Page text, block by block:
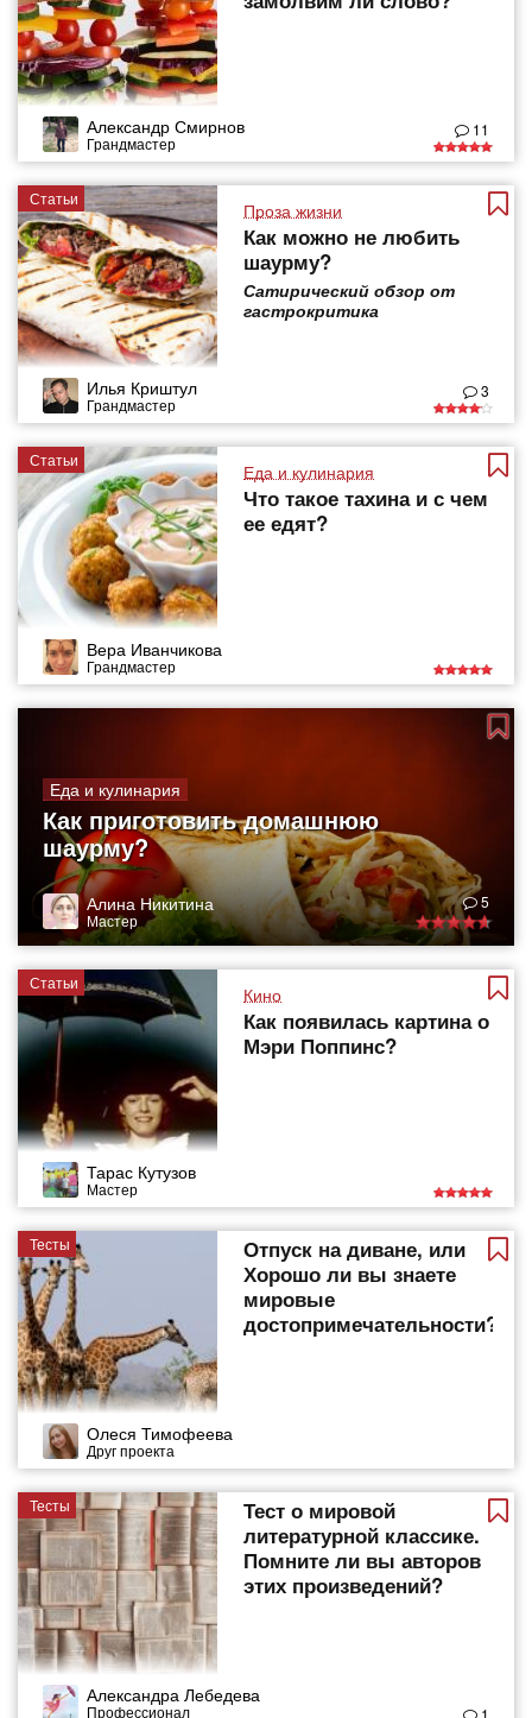
Александр Смирнов
Грандмастер
11
Статьи
Проза жизни
Как можно не любить
шаурму?
Сатирический обзор от
гастрокритика
Илья Криштул
Грандмастер
3
Статьи
Еда и кулинария
Что такое тахина и с чем
ее едят?
Вера Иванчикова
Грандмастер
Еда и кулинария
Как приготовить домашнюю
шаурму?
Алина Никитина
Мастер
5
Статьи
Кино
Как появилась картина о
Мэри Поппинс?
Тарас Кутузов
Мастер
Тесты
Отпуск на диване, или
Хорошо ли вы знаете
мировые
достопримечательности?
Олеся Тимофеева
Друг проекта
Тесты
Тест о мировой
литературной классике.
Помните ли вы авторов
этих произведений?
Александра Лебедева
Профессионал